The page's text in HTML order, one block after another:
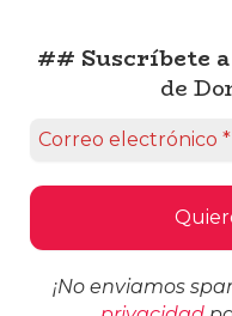
## Suscríbete
de
¡No enviamos